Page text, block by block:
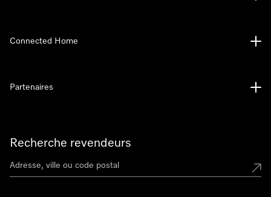
Recherche revendeurs
Connected Home
Partenaires